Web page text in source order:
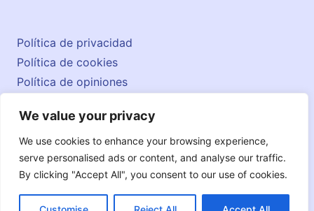
We value your privacy
We use cookies to enhance your browsing experience,
serve personalised ads or content, and analyse our traffic.
By clicking "Accept All", you consent to our use of cookies.
© 2026 englishatlas.es
Política de privacidad
Política de cookies
Política de opiniones
Contacto